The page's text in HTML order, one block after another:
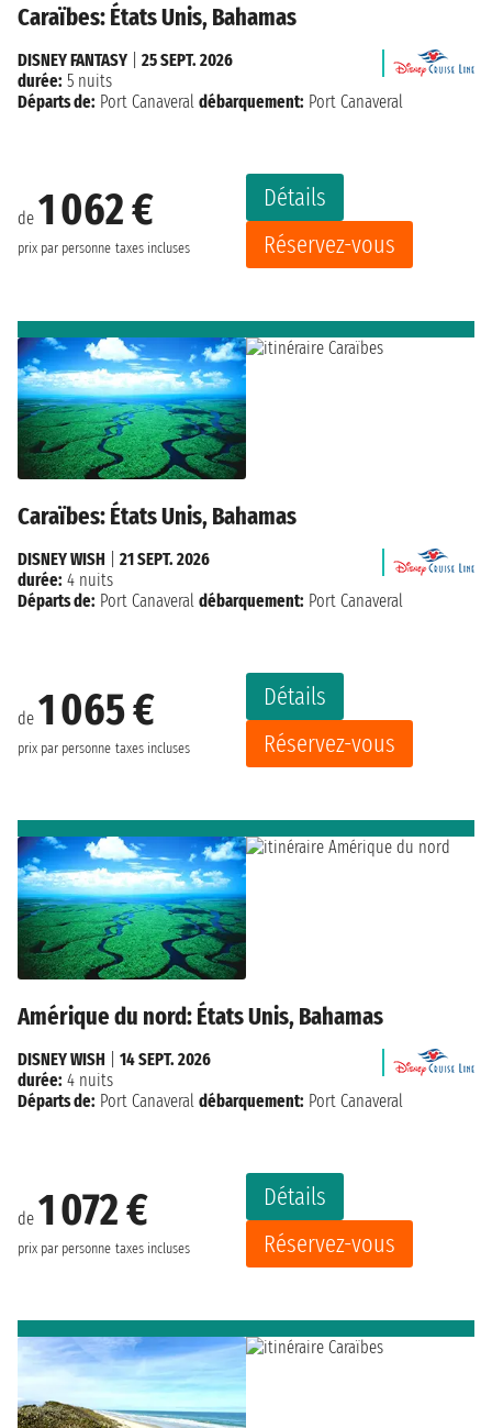
Caraïbes: États Unis, Bahamas
de 1 062 €
prix par personne taxes incluses
Détails
Réservez-vous
DISNEY FANTASY
25 SEPT. 2026
durée: 5 nuits
Départs de: Port Canaveral débarquement: Port Canaveral
Caraïbes: États Unis, Bahamas
de 1 065 €
prix par personne taxes incluses
Détails
Réservez-vous
DISNEY WISH
21 SEPT. 2026
durée: 4 nuits
Départs de: Port Canaveral débarquement: Port Canaveral
Amérique du nord: États Unis, Bahamas
de 1 072 €
prix par personne taxes incluses
Détails
Réservez-vous
DISNEY WISH
14 SEPT. 2026
durée: 4 nuits
Départs de: Port Canaveral débarquement: Port Canaveral